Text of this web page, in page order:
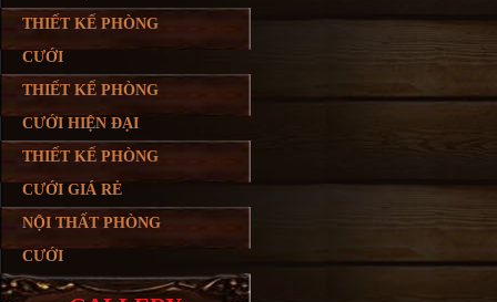
THIẾT KẾ PHÒNG
CƯỚI
THIẾT KẾ PHÒNG
CƯỚI HIỆN ĐẠI
THIẾT KẾ PHÒNG
CƯỚI GIÁ RẺ
NỘI THẤT PHÒNG
CƯỚI